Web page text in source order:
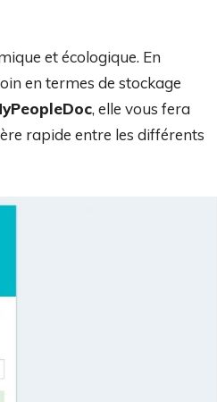
et écologique. En
en termes de stockage
, elle vous fera
rapide entre les différents